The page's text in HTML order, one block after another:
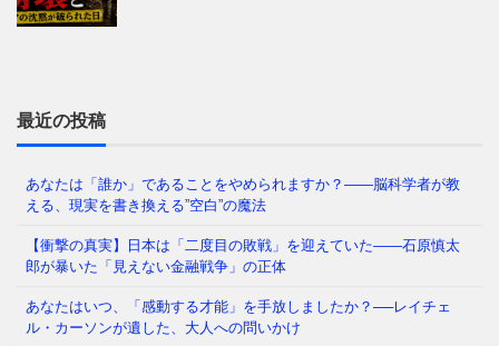
今の日本を覆う重苦しい閉塞感。「この国はもうダメ
字を見れば、私たちは依然⇒ 続きを読む
最近の投稿
あなたは「誰か」であることをやめられますか？——脳科学者が教
える、現実を書き換える”空白”の魔法
【衝撃の真実】日本は「二度目の敗戦」を迎えていた――石原慎太
郎が暴いた「見えない金融戦争」の正体
あなたはいつ、「感動する才能」を手放しましたか？──レイチェ
ル・カーソンが遺した、大人への問いかけ